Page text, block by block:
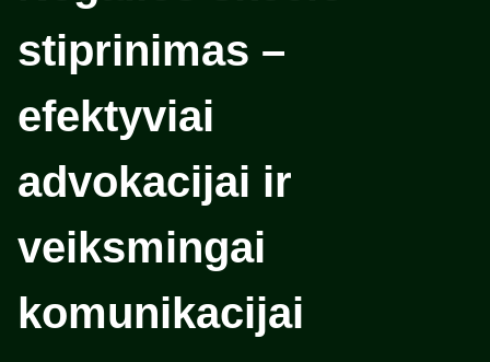
stiprinimas –
efektyviai
advokacijai ir
veiksmingai
komunikacijai